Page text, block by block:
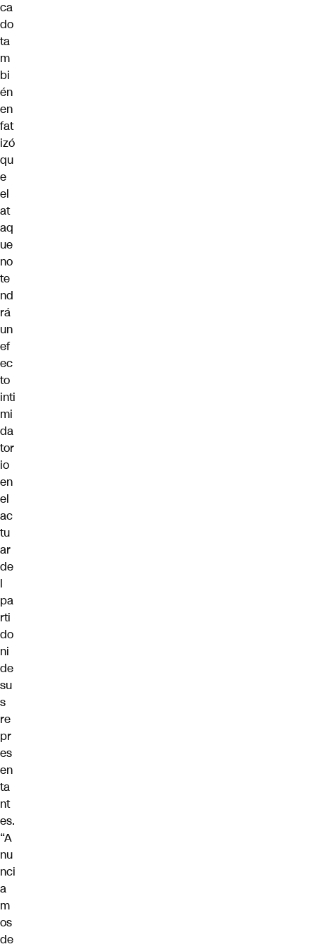
ca
do
ta
m
bi
én
en
fat
izó
qu
e
el
at
aq
ue
no
te
nd
rá
un
ef
ec
to
inti
mi
da
tor
io
en
el
ac
tu
ar
de
l
pa
rti
do
ni
de
su
s
re
pr
es
en
ta
nt
es.
“A
nu
nci
a
m
os
de